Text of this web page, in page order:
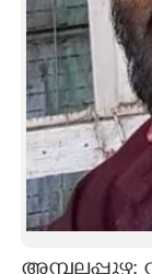
CARTOONS
LITERATURE
ZOOM
CONTACT US